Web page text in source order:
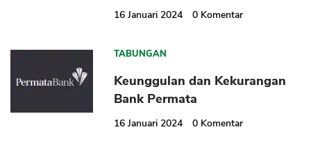
16 Januari 2024 0 Komentar
TABUNGAN
Keunggulan dan Kekurangan
Bank Permata
16 Januari 2024 0 Komentar